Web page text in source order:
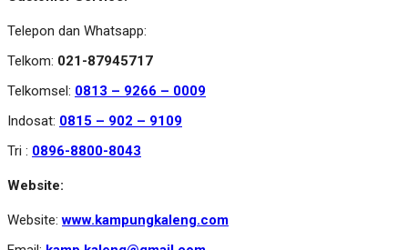
Telepon dan Whatsapp:
Telkom: 021-87945717
Telkomsel: 0813 – 9266 – 0009
Indosat: 0815 – 902 – 9109
Tri : 0896-8800-8043
Website:
Website:www.kampungkaleng.com